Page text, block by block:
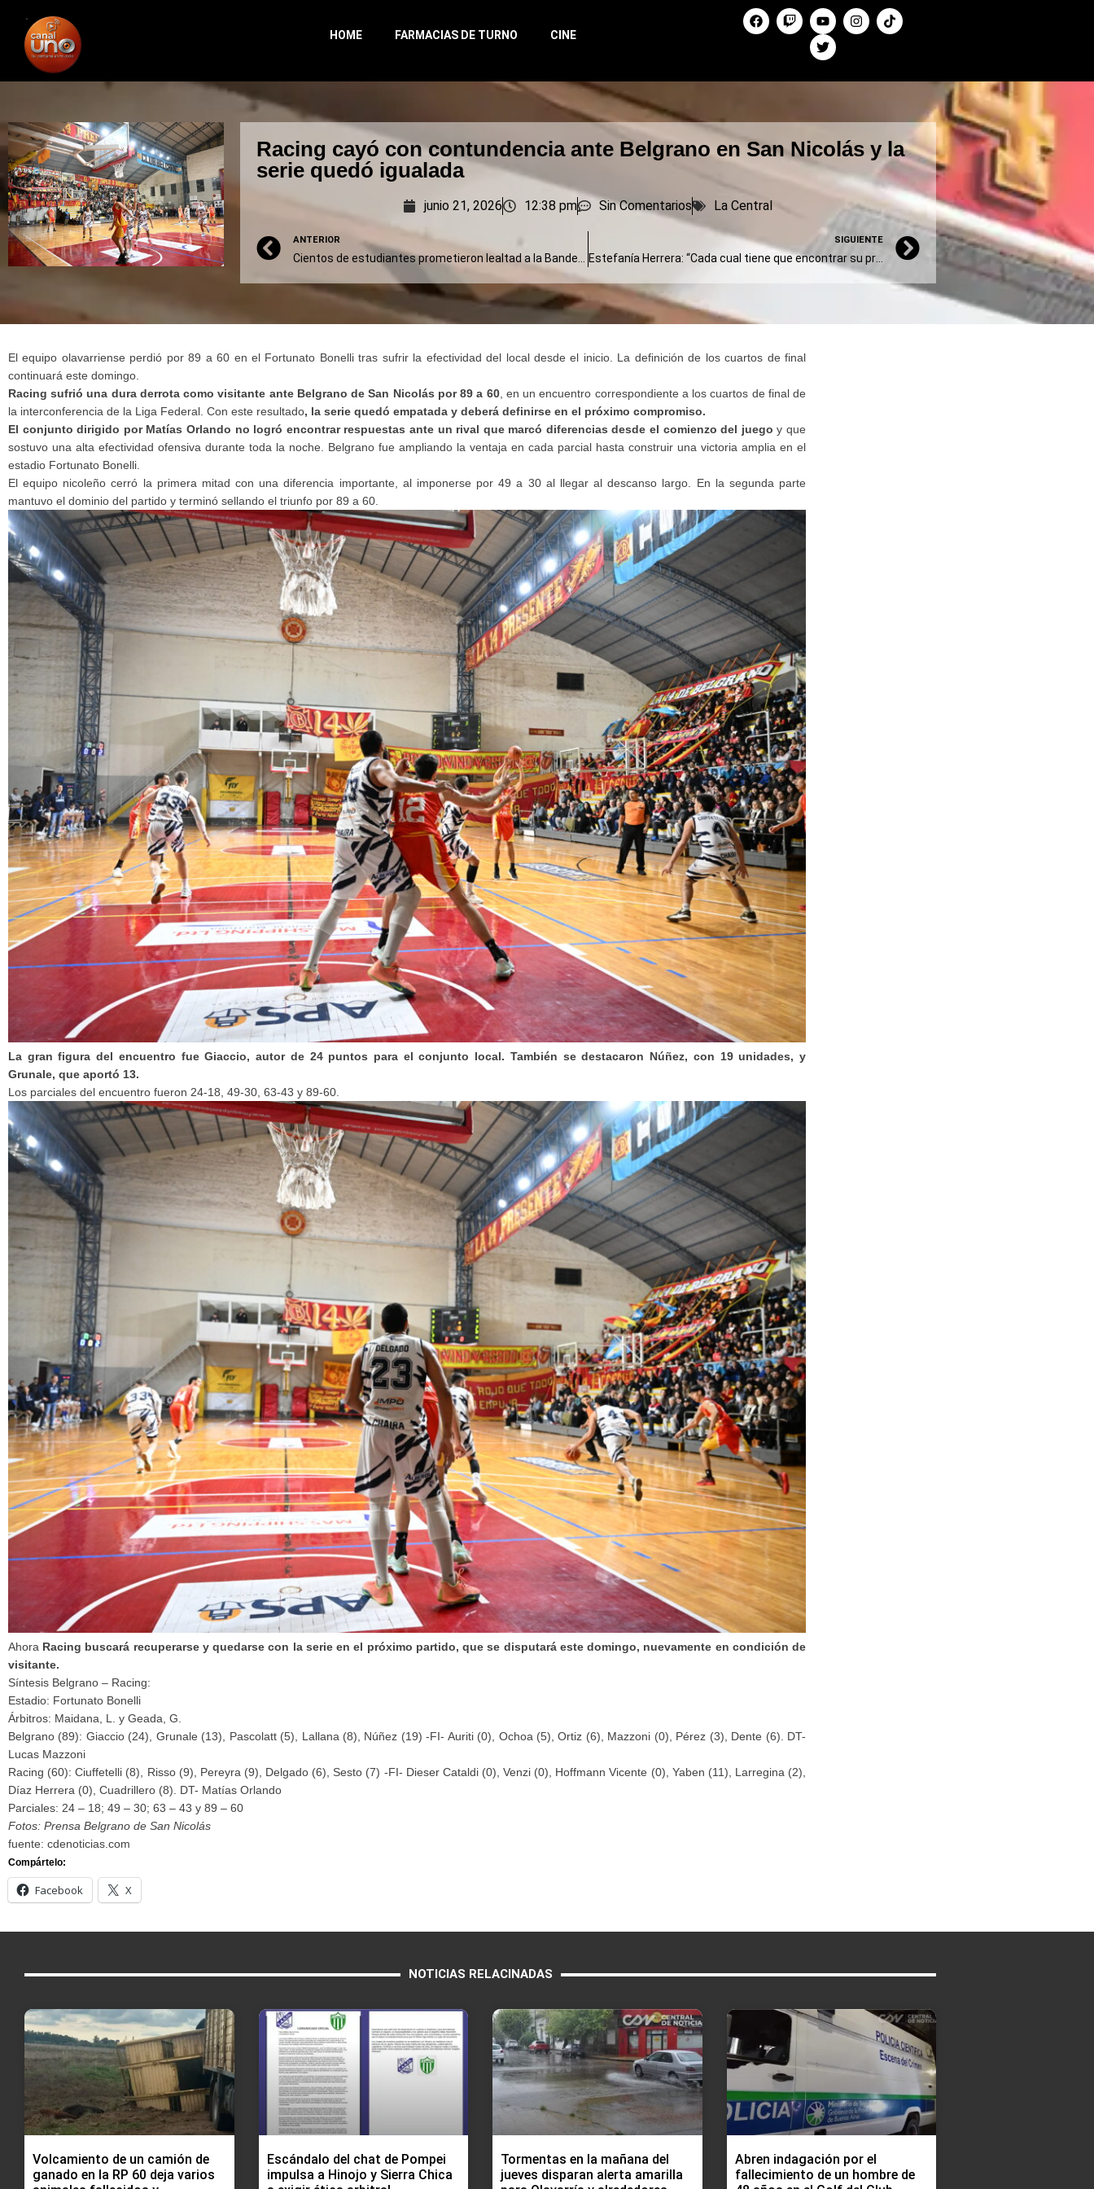
HOME FARMACIAS DE TURNO CINE
Racing cayó con contundencia ante Belgrano en San Nicolás y la
serie quedó igualada
junio 21, 2026 12:38 pm Sin Comentarios La Central
ANTERIOR SIGUIENTE
Estefanía Herrera: “Cada cual tiene que encontrar su propio yoga”
El equipo olavarriense perdió por 89 a 60 en el Fortunato Bonelli tras sufrir la efectividad del local desde el inicio. La definición de los cuartos de final
continuará este domingo.
Racing sufrió una dura derrota como visitante ante Belgrano de San Nicolás por 89 a 60, en un encuentro correspondiente a los cuartos de final de
la interconferencia de la Liga Federal. Con este resultado, la serie quedó empatada y deberá definirse en el próximo compromiso.
El conjunto dirigido por Matías Orlando no logró encontrar respuestas ante un rival que marcó diferencias desde el comienzo del juego y que
sostuvo una alta efectividad ofensiva durante toda la noche. Belgrano fue ampliando la ventaja en cada parcial hasta construir una victoria amplia en el
estadio Fortunato Bonelli.
El equipo nicoleño cerró la primera mitad con una diferencia importante, al imponerse por 49 a 30 al llegar al descanso largo. En la segunda parte
mantuvo el dominio del partido y terminó sellando el triunfo por 89 a 60.
La gran figura del encuentro fue Giaccio, autor de 24 puntos para el conjunto local. También se destacaron Núñez, con 19 unidades, y
Grunale, que aportó 13.
Los parciales del encuentro fueron 24-18, 49-30, 63-43 y 89-60.
Ahora Racing buscará recuperarse y quedarse con la serie en el próximo partido, que se disputará este domingo, nuevamente en condición de
visitante.
Síntesis Belgrano – Racing:
Estadio: Fortunato Bonelli
Árbitros: Maidana, L. y Geada, G.
Belgrano (89): Giaccio (24), Grunale (13), Pascolatt (5), Lallana (8), Núñez (19) -FI- Auriti (0), Ochoa (5), Ortiz (6), Mazzoni (0), Pérez (3), Dente (6). DT-
Lucas Mazzoni
Racing (60): Ciuffetelli (8), Risso (9), Pereyra (9), Delgado (6), Sesto (7) -FI- Dieser Cataldi (0), Venzi (0), Hoffmann Vicente (0), Yaben (11), Larregina (2),
Díaz Herrera (0), Cuadrillero (8). DT- Matías Orlando
Parciales: 24 – 18; 49 – 30; 63 – 43 y 89 – 60
Fotos: Prensa Belgrano de San Nicolás
fuente: cdenoticias.com
Compártelo:
Facebook X
NOTICIAS RELACINADAS
Volcamiento de un camión de
ganado en la RP 60 deja varios
Escándalo del chat de Pompei
impulsa a Hinojo y Sierra Chica
Tormentas en la mañana del
jueves disparan alerta amarilla
Abren indagación por el
fallecimiento de un hombre de